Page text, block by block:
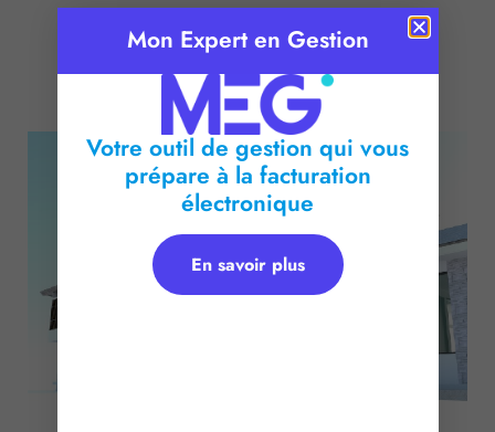
Publié le :15 février 2017
Temps de lecture : < 1
Mon Expert en Gestion
Votre outil de gestion qui vous
prépare à la facturation
électronique
En savoir plus